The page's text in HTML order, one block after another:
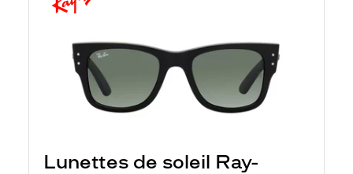
Lunettes de soleil Ray-